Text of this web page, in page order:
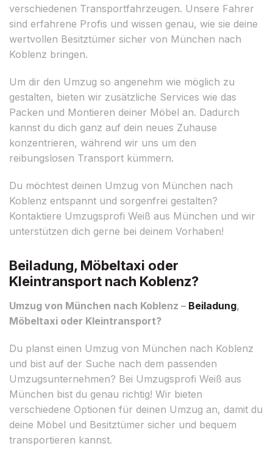
verschiedenen Transportfahrzeugen. Unsere Fahrer
sind erfahrene Profis und wissen genau, wie sie deine
wertvollen Besitztümer sicher von München nach
Koblenz bringen.
Um dir den Umzug so angenehm wie möglich zu
gestalten, bieten wir zusätzliche Services wie das
Packen und Montieren deiner Möbel an. Dadurch
kannst du dich ganz auf dein neues Zuhause
konzentrieren, während wir uns um den
reibungslosen Transport kümmern.
Du möchtest deinen Umzug von München nach
Koblenz entspannt und sorgenfrei gestalten?
Kontaktiere Umzugsprofi Weiß aus München und wir
unterstützen dich gerne bei deinem Vorhaben!
Beiladung, Möbeltaxi oder
Kleintransport nach Koblenz?
Umzug von München nach Koblenz – Beiladung,
Möbeltaxi oder Kleintransport?
Du planst einen Umzug von München nach Koblenz
und bist auf der Suche nach dem passenden
Umzugsunternehmen? Bei Umzugsprofi Weiß aus
München bist du genau richtig! Wir bieten
verschiedene Optionen für deinen Umzug an, damit du
deine Möbel und Besitztümer sicher und bequem
transportieren kannst.